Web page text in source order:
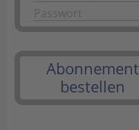
Abonnement
bestellen